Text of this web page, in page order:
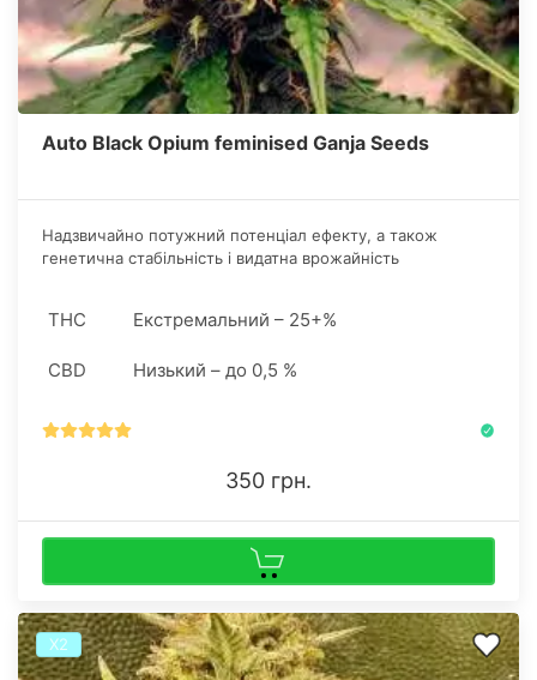
Auto Black Opium feminised Ganja Seeds
Надзвичайно потужний потенціал ефекту, а також
генетична стабільність і видатна врожайність
появи на світ.
THC Екстремальний – 25+%
CBD Низький – до 0,5 %
350 грн.
Х2